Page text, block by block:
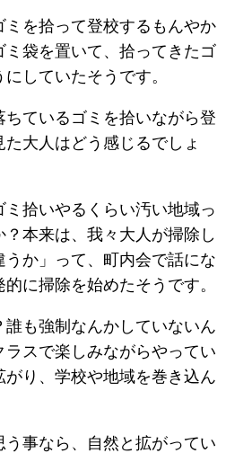
ミを拾って登校するもんやか
ミ袋を置いて、拾ってきたゴ
していたそうです。
ちているゴミを拾いながら登
大人はどう感じるでしょ
ミ拾いやるくらい汚い地域っ
本来は、我々大人が掃除し
うか」って、町内会で話にな
に掃除を始めたそうです。
誰も強制なんかしていないん
ラスで楽しみながらやってい
がり、学校や地域を巻き込ん
う事なら、自然と拡がってい